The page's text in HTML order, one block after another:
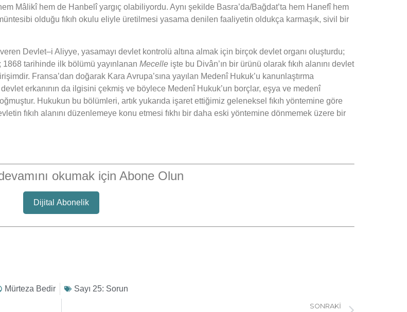
Mâlikî hem de Hanbelî yargıç olabiliyordu. Aynı şekilde Basra’da/Bağdat’ta hem Hanefî hem
olduğu fıkıh okulu eliyle üretilmesi yasama denilen faaliyetin oldukça karmaşık, sivil bir
Devlet–i Aliyye, yasamayı devlet kontrolü altına almak için birçok devlet organı oluşturdu;
tarihinde ilk bölümü yayınlanan Mecelle işte bu Divân’ın bir ürünü olarak fıkıh alanını devlet
Fransa’dan doğarak Kara Avrupa’sına yayılan Medenî Hukuk’u kanunlaştırma
erkanının da ilgisini çekmiş ve böylece Medenî Hukuk’un borçlar, eşya ve medenî
Hukukun bu bölümleri, artık yukarıda işaret ettiğimiz geleneksel fıkıh yöntemine göre
fıkıh alanını düzenlemeye konu etmesi fıkhı bir daha eski yöntemine dönmemek üzere bir
okumak için Abone Olun
Dijital Abonelik
Mürteza Bedir Sayı 25: Sorun
SONRAKI